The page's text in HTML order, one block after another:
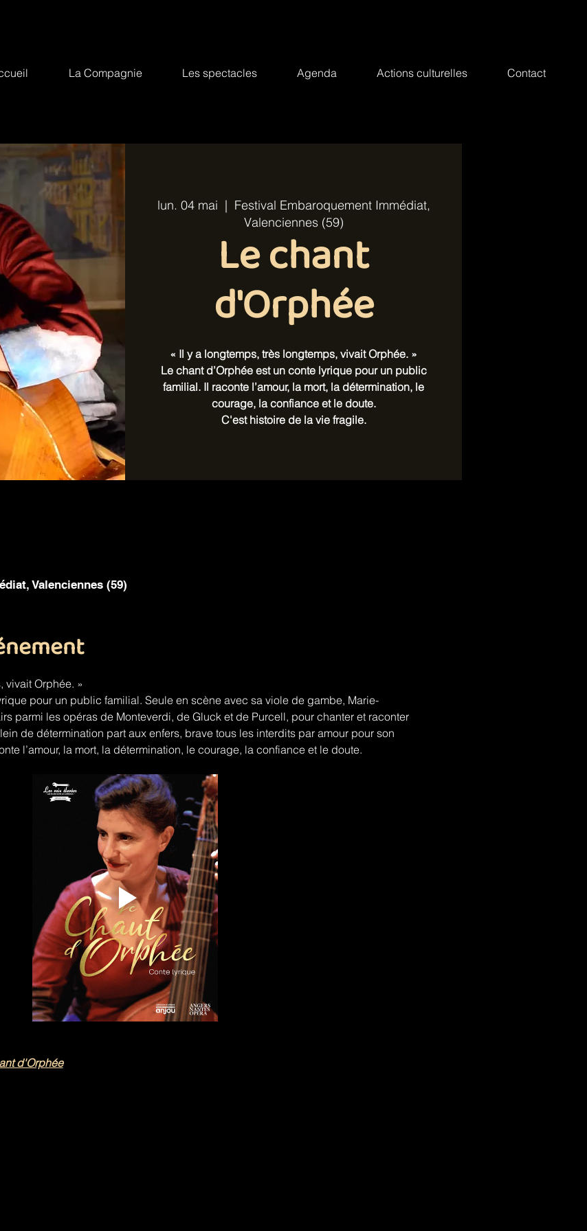
La Compagnie Les spectacles Agenda Actions culturelles Contact
lun. 04 mai
  |
Festival Embaroquement Immédiat,
Valenciennes (59)
Le chant
d'Orphée
« Il y a longtemps, très longtemps, vivait Orphée. »
Le chant d’Orphée est un conte lyrique pour un public
familial. Il raconte l’amour, la mort, la détermination, le
courage, la confiance et le doute.
C'est histoire de la vie fragile.
Valenciennes (59)
vivait Orphée. »
pour un public familial. Seule en scène avec sa viole de gambe, Marie-
parmi les opéras de Monteverdi, de Gluck et de Purcell, pour chanter et raconter
de détermination part aux enfers, brave tous les interdits par amour pour son
l’amour, la mort, la détermination, le courage, la confiance et le doute.
d'Orphée